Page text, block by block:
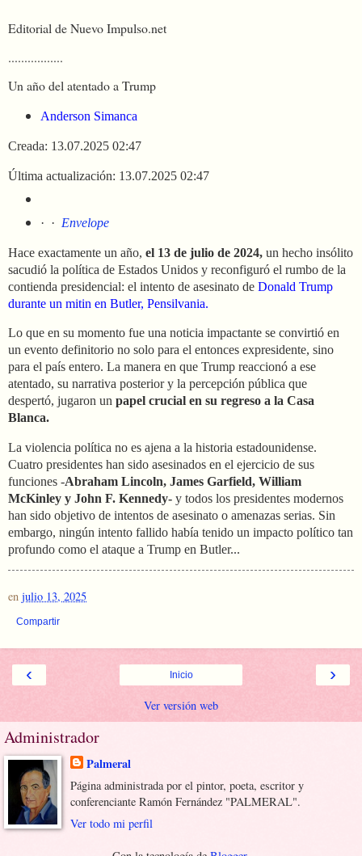
Editorial de Nuevo Impulso.net
.................
Un año del atentado a Trump
Anderson Simanca
Creada: 13.07.2025 02:47
Última actualización: 13.07.2025 02:47
· · Envelope
Hace exactamente un año, el 13 de julio de 2024, un hecho insólito
sacudió la política de Estados Unidos y reconfiguró el rumbo de la
contienda presidencial: el intento de asesinato de Donald Trump
durante un mitin en Butler, Pensilvania.
Lo que en su momento fue una noticia impactante se convirtió en
un evento definitorio no solo para el entonces expresidente, sino
para el país entero. La manera en que Trump reaccionó a ese
atentado, su narrativa posterior y la percepción pública que
despertó, jugaron un papel crucial en su regreso a la Casa
Blanca.
La violencia política no es ajena a la historia estadounidense.
Cuatro presidentes han sido asesinados en el ejercicio de sus
funciones -Abraham Lincoln, James Garfield, William
McKinley y John F. Kennedy- y todos los presidentes modernos
han sido objetivo de intentos de asesinato o amenazas serias. Sin
embargo, ningún intento fallido había tenido un impacto político tan
profundo como el ataque a Trump en Butler...
en julio 13, 2025
Compartir
‹ ›
Inicio
Ver versión web
Administrador
Palmeral
Página administrada por el pintor, poeta, escritor y
conferenciante Ramón Fernández "PALMERAL".
Ver todo mi perfil